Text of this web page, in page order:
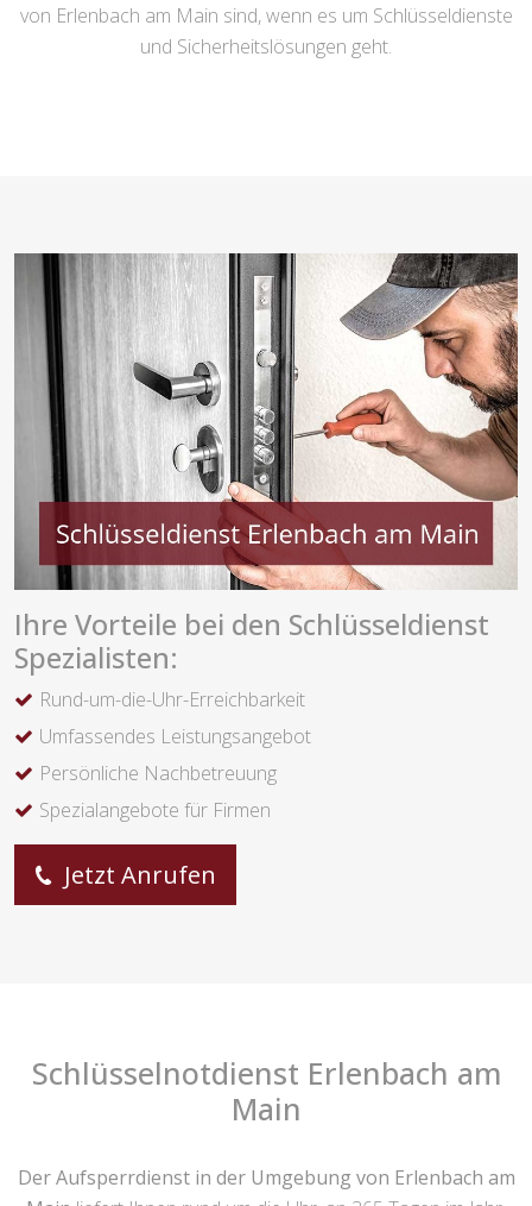
von Erlenbach am Main sind, wenn es um Schlüsseldienste
und Sicherheitslösungen geht.
Ihre Vorteile bei den Schlüsseldienst
Spezialisten:
Rund-um-die-Uhr-Erreichbarkeit
Umfassendes Leistungsangebot
Persönliche Nachbetreuung
Spezialangebote für Firmen
Jetzt Anrufen
Schlüsselnotdienst Erlenbach am
Main
Der Aufsperrdienst in der Umgebung von Erlenbach am